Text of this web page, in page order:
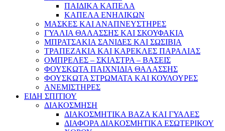
ΠΑΙΔΙΚΑ ΚΑΠΕΛΑ
ΚΑΠΕΛΑ ΕΝΗΛΙΚΩΝ
ΜΑΣΚΕΣ ΚΑΙ ΑΝΑΠΝΕΥΣΤΗΡΕΣ
ΓΥΑΛΙΑ ΘΑΛΑΣΣΗΣ ΚΑΙ ΣΚΟΥΦΑΚΙΑ
ΜΠΡΑΤΣΑΚΙΑ ΣΑΝΙΔΕΣ ΚΑΙ ΣΩΣΙΒΙΑ
ΤΡΑΠΕΖΑΚΙΑ ΚΑΙ ΚΑΡΕΚΛΕΣ ΠΑΡΑΛΙΑΣ
ΟΜΠΡΕΛΕΣ – ΣΚΙΑΣΤΡΑ – ΒΑΣΕΙΣ
ΦΟΥΣΚΩΤΑ ΠΑΙΧΝΙΔΙΑ ΘΑΛΑΣΣΗΣ
ΦΟΥΣΚΩΤΑ ΣΤΡΩΜΑΤΑ ΚΑΙ ΚΟΥΛΟΥΡΕΣ
ΑΝΕΜΙΣΤΗΡΕΣ
ΕΙΔΗ ΣΠΙΤΙΟΥ
ΔΙΑΚΟΣΜΗΣΗ
ΔΙΑΚΟΣΜΗΤΙΚΑ ΒΑΖΑ ΚΑΙ ΓΥΑΛΕΣ
ΔΙΑΦΟΡΑ ΔΙΑΚΟΣΜΗΤΙΚΑ ΕΣΩΤΕΡΙΚΟΥ